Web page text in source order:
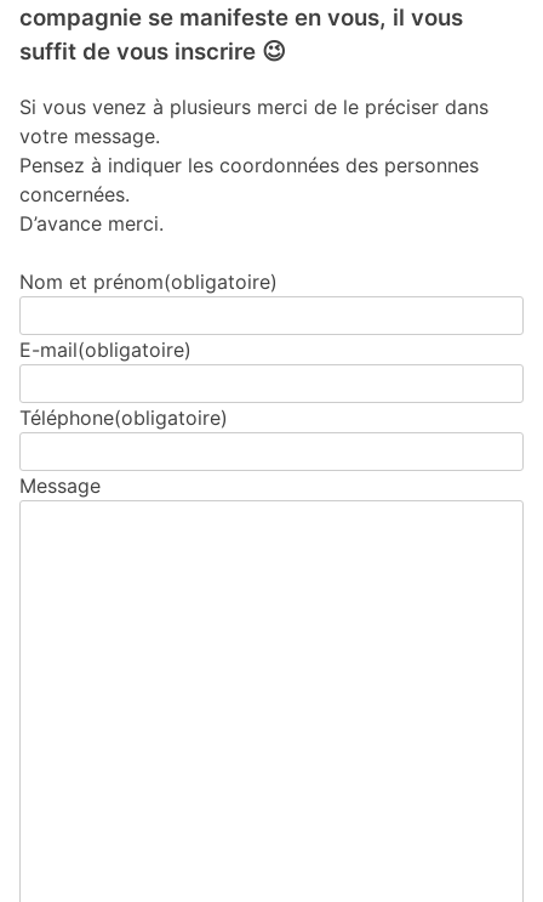
compagnie se manifeste en vous, il vous
suffit de vous inscrire 😉
Si vous venez à plusieurs merci de le préciser dans
votre message.
Pensez à indiquer les coordonnées des personnes
concernées.
D’avance merci.
Nom et prénom(obligatoire)
E-mail(obligatoire)
Téléphone(obligatoire)
Message